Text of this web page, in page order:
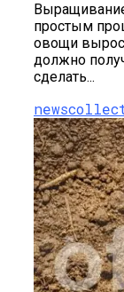
простым
овощи
должно
сделать...